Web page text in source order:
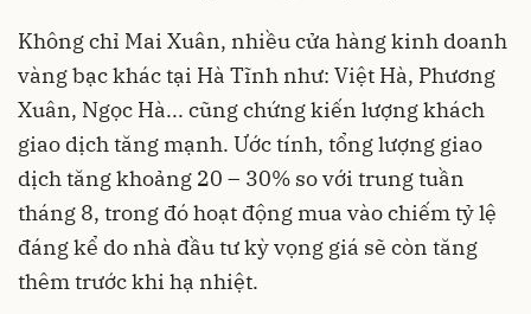
Không chỉ Mai Xuân, nhiều cửa hàng kinh doanh
vàng bạc khác tại Hà Tĩnh như: Việt Hà, Phương
Xuân, Ngọc Hà... cũng chứng kiến lượng khách
giao dịch tăng mạnh. Ước tính, tổng lượng giao
dịch tăng khoảng 20 – 30% so với trung tuần
tháng 8, trong đó hoạt động mua vào chiếm tỷ lệ
đáng kể do nhà đầu tư kỳ vọng giá sẽ còn tăng
thêm trước khi hạ nhiệt.